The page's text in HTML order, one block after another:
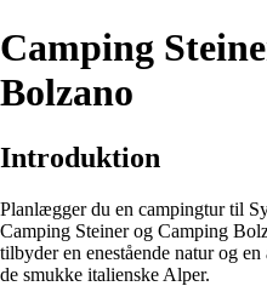
Camping
Bolzano
Introduktion
Planlægger du en campingtur til
Camping Steiner og Camping
tilbyder en enestående natur og
de smukke italienske Alper.